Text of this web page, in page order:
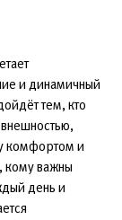
и динамичный
тем, кто
комфортом и
кому важны
день и